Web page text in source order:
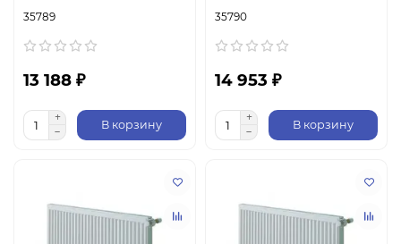
35789
13 188 ₽
В корзину
35790
14 953 ₽
В корзину